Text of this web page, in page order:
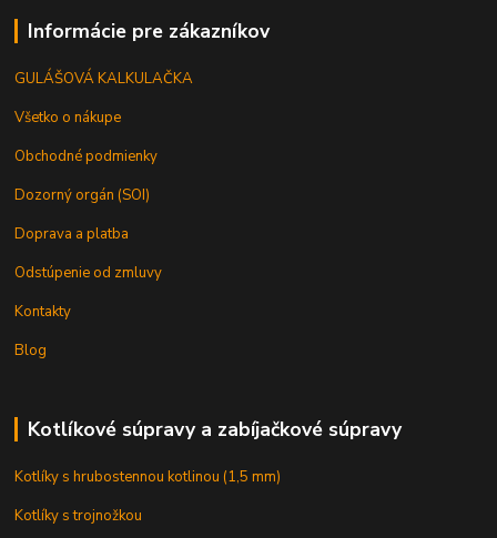
Informácie pre zákazníkov
GULÁŠOVÁ KALKULAČKA
Všetko o nákupe
Obchodné podmienky
Dozorný orgán (SOI)
Doprava a platba
Odstúpenie od zmluvy
Kontakty
Blog
Kotlíkové súpravy a zabíjačkové súpravy
Kotlíky s hrubostennou kotlinou (1,5 mm)
Kotlíky s trojnožkou